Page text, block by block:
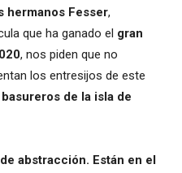
hermanos Fesser,
que ha ganado el gran
, nos piden que no
los entresijos de este
basureros de la isla de
abstracción. Están en el